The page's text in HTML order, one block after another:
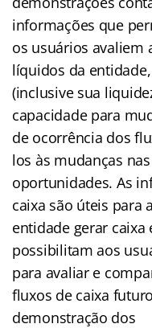
informações que
os usuários avaliem
líquidos da
(inclusive sua
capacidade para
de ocorrência dos
los às mudanças
oportunidades. As
caixa são úteis para
entidade gerar caixa
possibilitam aos
para avaliar e
fluxos de caixa
demonstração dos